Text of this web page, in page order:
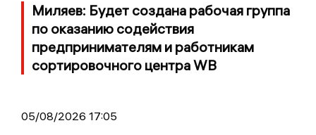
Миляев: Будет создана рабочая группа
по оказанию содействия
предпринимателям и работникам
сортировочного центра WB
05/08/2026 17:05